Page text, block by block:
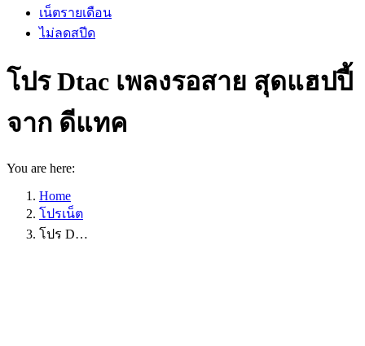
เน็ตรายเดือน
ไม่ลดสปีด
โปร Dtac เพลงรอสาย สุดแฮปปี้
จาก ดีแทค
You are here:
Home
โปรเน็ต
โปร D…